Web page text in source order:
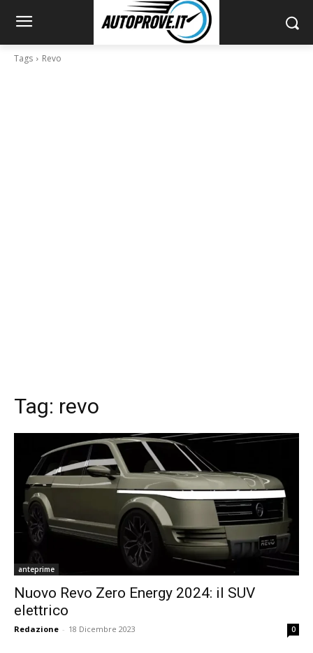
Tags Revo
Tag: revo
anteprime
Nuovo Revo Zero Energy 2024: il SUV
elettrico
Redazione - 18 Dicembre 2023 0